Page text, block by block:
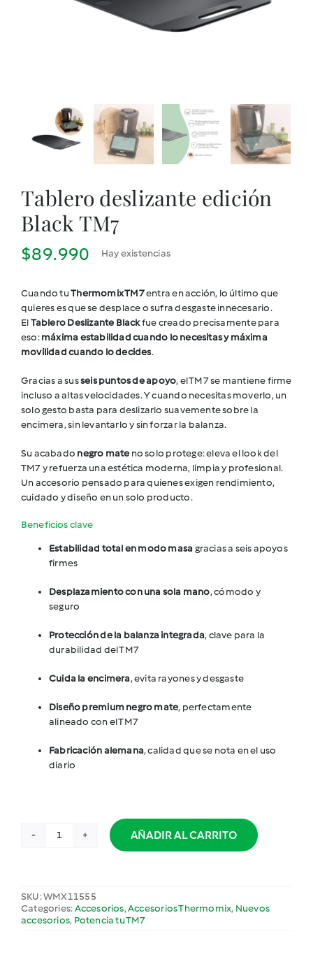
Tablero deslizante edición
Black TM7
$89.990 Hay existencias
Cuando tuThermomixTM7entra en acción, lo último que
quieres es que se desplace o sufra desgaste innecesario.
ElTablero Deslizante Blackfue creado precisamente para
eso:máxima estabilidad cuando lo necesitas y máxima
movilidad cuando lo decides.
Gracias a susseis puntos de apoyo, el TM7 se mantiene firme
incluso a altas velocidades. Y cuando necesitas moverlo, un
solo gesto basta para deslizarlo suavemente sobre la
encimera, sin levantarlo y sin forzar la balanza.
Su acabado negro mate no solo protege: eleva el look del
TM7 y refuerza una estética moderna, limpia y profesional.
Un accesorio pensado para quienes exigen rendimiento,
cuidado y diseño en un solo producto.
Beneficios clave
Estabilidad total en modo masa gracias a seis apoyos
firmes
Desplazamiento con una sola mano, cómodo y
seguro
Protección de la balanza integrada, clave para la
durabilidad del TM7
Cuida la encimera, evita rayones y desgaste
Diseño premium negro mate, perfectamente
alineado con el TM7
Fabricación alemana, calidad que se nota en el uso
diario
Tablero
TM7
cantidad
AÑADIR AL CARRITO
SKU:WMX11555
Categories:Accesorios,Accesorios Thermomix, Nuevos
accesorios, Potencia tu TM7